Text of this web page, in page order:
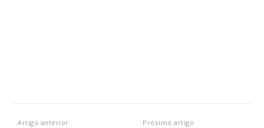
Artigo anterior Próximo artigo